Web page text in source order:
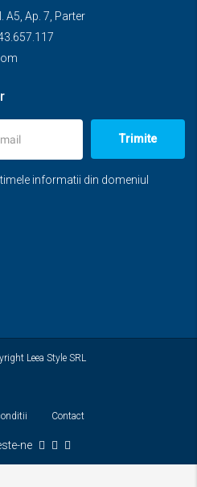
A5, Ap. 7, Parter
Trimite
informatii din domeniul
Leea Style SRL
Contact
ne